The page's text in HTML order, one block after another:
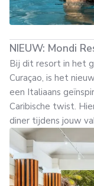
NIEUW: Mondi
Bij dit resort in het
Curaçao, is het
een Italiaans
Caribische twist.
diner tijdens jouw